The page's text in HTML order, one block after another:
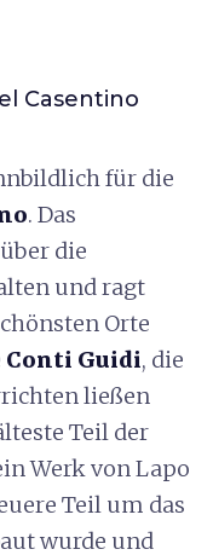
Casentino
für die
. Das
die
und ragt
Orte
Conti Guidi, die
ließen
Teil der
Werk von Lapo
Teil um das
wurde und